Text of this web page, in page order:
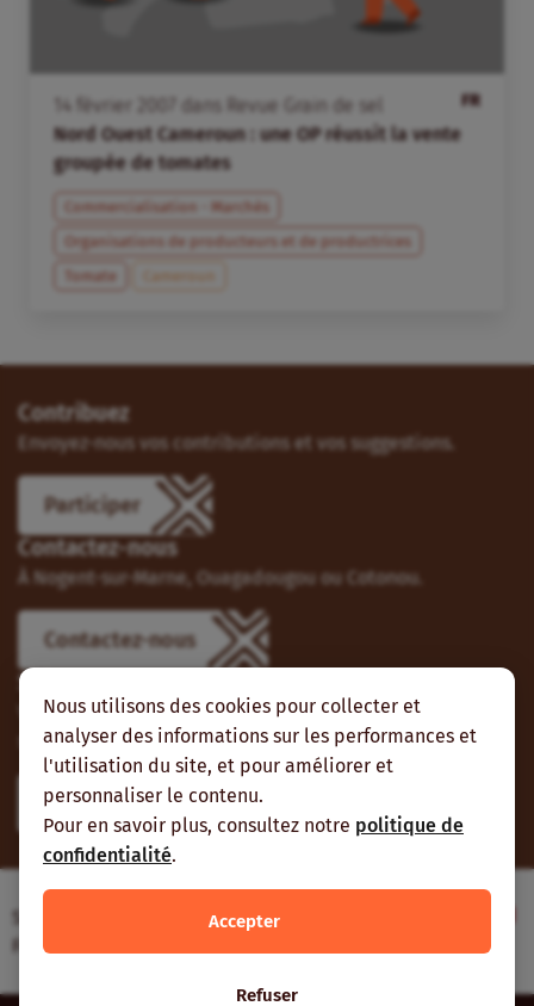
Nous utilisons des cookies pour collecter et
analyser des informations sur les performances et
l'utilisation du site, et pour améliorer et
personnaliser le contenu.
Pour en savoir plus, consultez notre politique de
confidentialité.
Accepter
Refuser
FR
14 février dans
Revue Grain de sel
Nord Ouest Cameroun : une OP réussit la vente
groupée de tomates
Commercialisation - Marchés
Organisations de producteurs et de productrices
Tomate
Cameroun
Contribuez
Envoyez-nous vos contributions et vos suggestions.
Participer
Contactez-nous
À Nogent-sur-Marne, Ouagadougou ou Cotonou.
Contactez-nous
Suivez-nous
Vous pouvez aussi vous abonner à nos flux RSS et nous
suivre sur les réseaux sociaux.
Site web réalisé avec le soutien de l’Agence
Française de Développement